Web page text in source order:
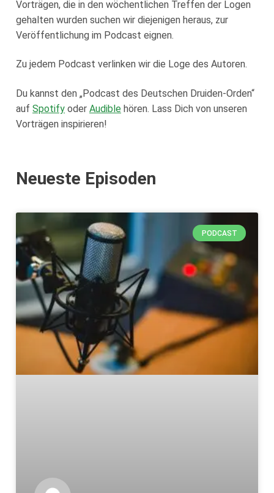
Loge Jade Veritas, Wilhelmshaven
Loge Peredur, Kassel
Loge Zur Bundestreue, Wolfenbüttel
Vorträgen, die in den wöchentlichen Treffen der Logen
gehalten wurden suchen wir diejenigen heraus, zur
Veröffentlichung im Podcast eignen.
Zu jedem Podcast verlinken wir die Loge des Autoren.
Du kannst den „Podcast des Deutschen Druiden-Orden“
auf Spotify oder Audible hören. Lass Dich von unseren
Vorträgen inspirieren!
Neueste Episoden
PODCAST